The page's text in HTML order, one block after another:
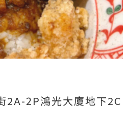
2A-2P鴻光大廈地下2C